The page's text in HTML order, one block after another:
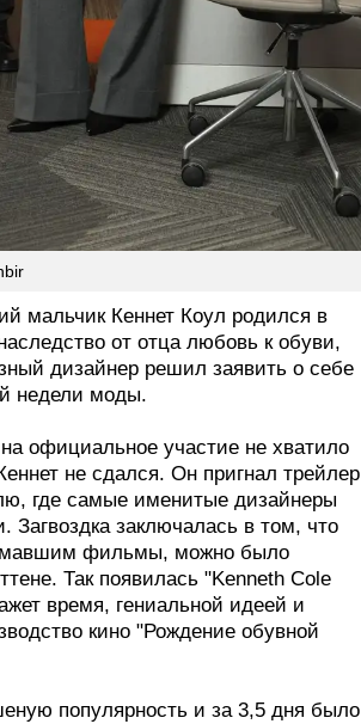
мальчик Кеннет Коул родился в
от отца любовь к обуви,
дизайнер решил заявить о себе
недели моды.
на официальное участие не хватило
не сдался. Он пригнал трейлер
где самые именитые дизайнеры
Загвоздка заключалась в том, что
фильмы, можно было
Так появилась "Kenneth Cole
время, гениальной идеей и
кино "Рождение обувной
популярность и за 3,5 дня было